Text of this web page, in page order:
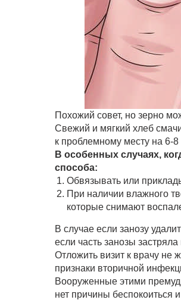
Похожий совет, но зерно
Свежий и мягкий хлеб
к проблемному месту на 6-
В особенных случаях,
способа:
Обвязывать или
При наличии влажного
которые снимают
В случае если занозу
если часть занозы
Отложить визит к врачу не
признаки вторичной
Вооруженные этими
нет причины беспокоиться